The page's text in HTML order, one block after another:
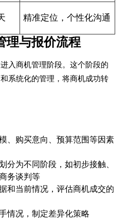
精准定位，个性化沟通
理与报价流程
入商机管理阶段。这个阶段的
系统化的管理，将商机成功转
、购买意向、预算范围等因素
分为不同阶段，如初步接触、
务谈判等
和当前情况，评估商机成交的
情况，制定差异化策略